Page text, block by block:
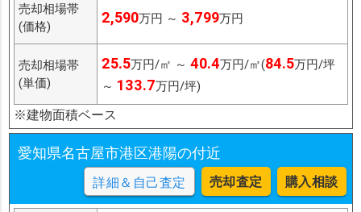
売却相場帯
(価格)
2,590万円 ～ 3,799万円
売却相場帯
(単価)
25.5万円/㎡ ～ 40.4万円/㎡(84.5万円/坪
～ 133.7万円/坪)
※建物面積ベース
愛知県名古屋市港区港陽の付近
詳細＆自己査定 売却査定 購入相談